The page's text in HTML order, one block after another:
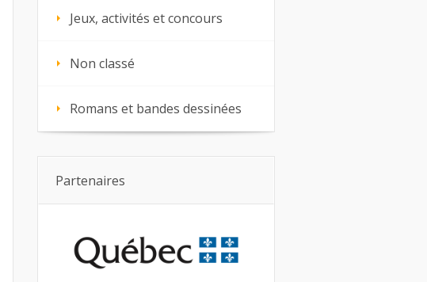
Jeux, activités et concours
Non classé
Romans et bandes dessinées
Partenaires